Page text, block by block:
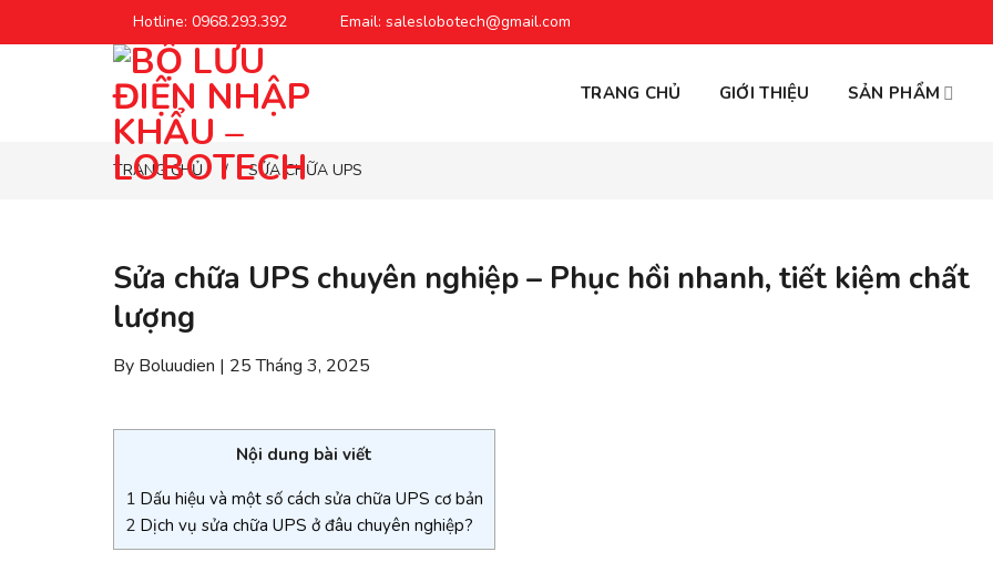
đến
Hotline: 0968.293.392 Email: saleslobotech@gmail.com
TRANG CHỦ GIỚI THIỆU SẢN PHẨM
TRANG CHỦ / SỬA CHỮA UPS
Sửa chữa UPS chuyên nghiệp – Phục hồi nhanh, tiết kiệm chất
lượng
By Boluudien | 25 Tháng 3, 2025
Nội dung bài viết
1 Dấu hiệu và một số cách sửa chữa UPS cơ bản
2 Dịch vụ sửa chữa UPS ở đâu chuyên nghiệp?